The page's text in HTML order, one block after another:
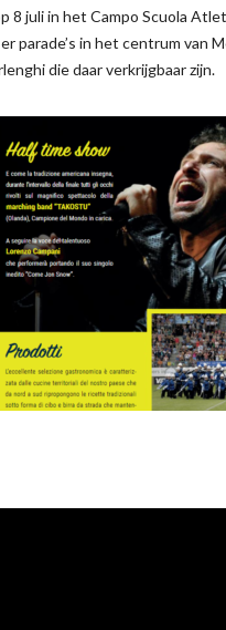
8 juli in het Campo Scuola
parade’s in het centrum van
die daar verkrijgbaar zijn.